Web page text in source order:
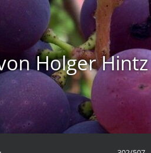
Holger Hintz